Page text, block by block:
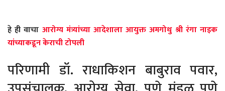
हे ही वाचा आरोग्य मंत्र्यांच्या आदेशाला आयुक्त अमगोथु श्री रंगा नाइक
यांच्याकडून केराची टोपली
परिणामी डॉ. राधाकिशन बाबुराव पवार,